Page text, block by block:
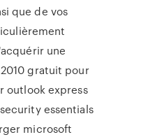
que de vos
une
gratuit pour
outlook express
essentials
microsoft